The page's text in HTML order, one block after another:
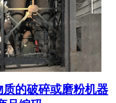
的破碎或磨粉机器